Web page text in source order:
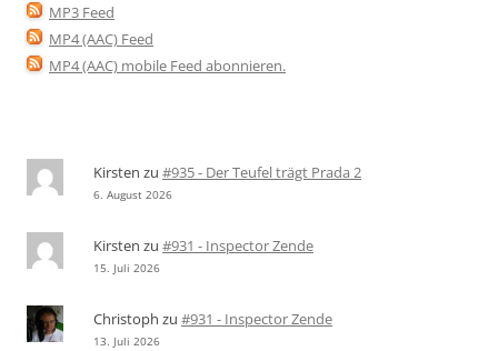
MP3 Feed
MP4 (AAC) Feed
MP4 (AAC) mobile Feed abonnieren.
Kirsten zu #935 - Der Teufel trägt Prada 2
6. August 2026
Kirsten zu #931 - Inspector Zende
15. Juli 2026
Christoph zu #931 - Inspector Zende
13. Juli 2026